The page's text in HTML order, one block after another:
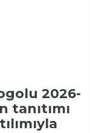
2026-
tanıtımı